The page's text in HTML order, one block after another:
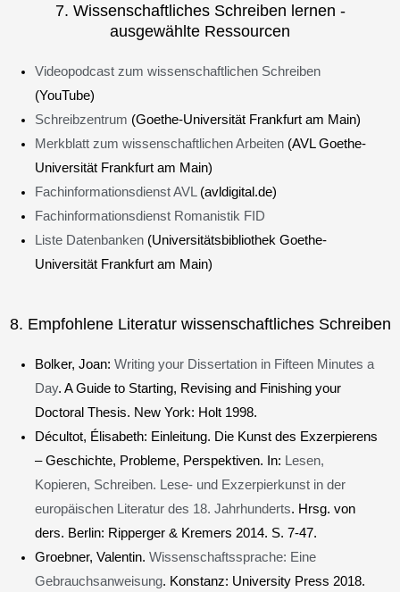
7. Wissenschaftliches Schreiben lernen -
ausgewählte Ressourcen
Videopodcast zum wissenschaftlichen Schreiben
(YouTube)
Schreibzentrum (Goethe-Universität Frankfurt am Main)
Merkblatt zum wissenschaftlichen Arbeiten(AVL Goethe-
Universität Frankfurt am Main)
Fachinformationsdienst AVL
(avldigital.de)
Fachinformationsdienst Romanistik FID
Liste Datenbanken(Universitätsbibliothek Goethe-
Universität Frankfurt am Main)
8. Empfohlene Literatur wissenschaftliches Schreiben
Bolker, Joan: Writing your Dissertation in Fifteen Minutes a
Day. A Guide to Starting, Revising and Finishing your
Doctoral Thesis. New York: Holt 1998.
Décultot, Élisabeth: Einleitung. Die Kunst des Exzerpierens
– Geschichte, Probleme, Perspektiven. In: Lesen,
Kopieren, Schreiben. Lese- und Exzerpierkunst in der
europäischen Literatur des 18. Jahrhunderts. Hrsg. von
ders. Berlin: Ripperger & Kremers 2014. S. 7-47.
Groebner, Valentin. Wissenschaftssprache: Eine
Gebrauchsanweisung. Konstanz: University Press 2018.